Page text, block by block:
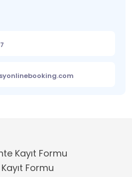
Kayıt Formu
Formu